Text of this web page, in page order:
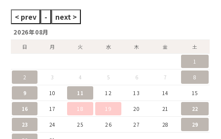
2026年08月
日 月 火 水 木 金
土
1
2 3 4 5 6 7 8
9 10 11 12 13 14 15
16 17 18 19 20 21 22
23 24 25 26 27 28 29